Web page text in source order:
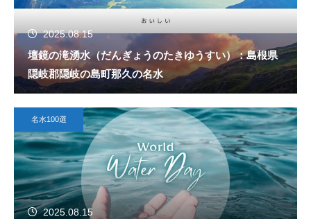
2025.08.15
壇鏡の滝湧水（だんぎょうのたきゆうすい）：島根県
隠岐郡隠岐の島町那久の名水
名水100選
2025.08.15